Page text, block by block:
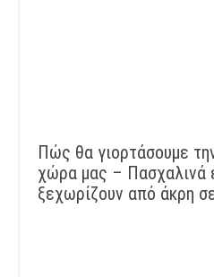
Πώς θα γιορτάσουμε
χώρα μας – Πασχαλινά
ξεχωρίζουν από άκρη